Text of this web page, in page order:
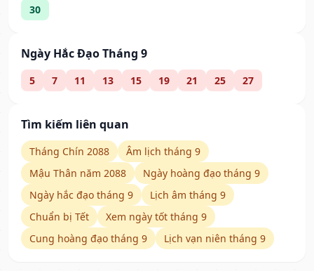
30
Ngày Hắc Đạo Tháng 9
5 7 11 13 15 19 21 25 27
Tìm kiếm liên quan
Tháng Chín 2088
Âm lịch tháng 9
Mậu Thân năm 2088
Ngày hoàng đạo tháng 9
Ngày hắc đạo tháng 9
Lịch âm tháng 9
Chuẩn bị Tết
Xem ngày tốt tháng 9
Cung hoàng đạo tháng 9
Lịch vạn niên tháng 9